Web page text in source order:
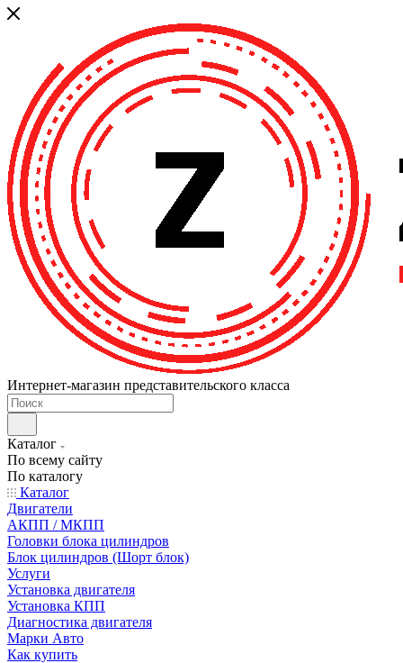
Интернет-магазин представительского класса
Каталог
По всему сайту
По каталогу
Каталог
Двигатели
АКПП / МКПП
Головки блока цилиндров
Блок цилиндров (Шорт блок)
Услуги
Установка двигателя
Установка КПП
Диагностика двигателя
Марки Авто
Как купить